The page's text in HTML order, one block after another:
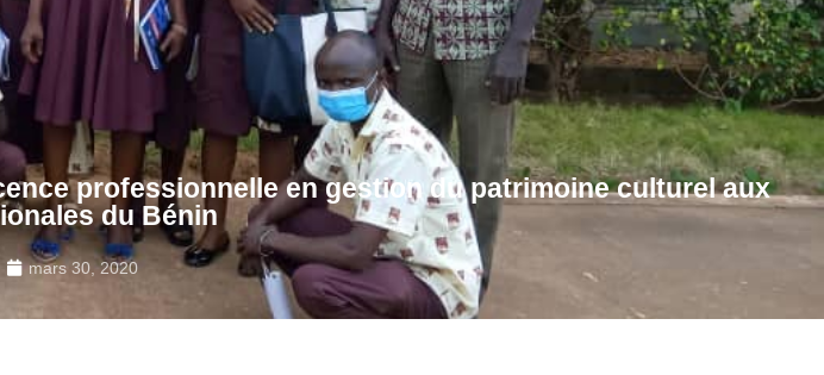
professionnelle en gestion du patrimoine culturel aux
du Bénin
mars 30, 2020